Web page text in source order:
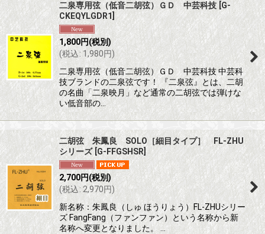
二泉専用弦（低音二胡弦）ＧＤ 中芸科技 G-
CKEQYLGDR1
1,800円(税別)
(税込: 1,980円)
二泉専用弦（低音二胡弦）ＧＤ 中芸科技 中芸科
技ブランドの二泉弦です！ 『二泉弦』とは、二胡
の名曲「二泉映月」など通常の二胡弦では弾けな
い低音部の…
二胡弦 朱鳳良 SOLO［細目タイプ］ FL-ZHU
シリーズ [G-FFGSHSR
2,700円(税別)
(税込: 2,970円)
新名称：朱鳳良（しゅ ほうりょう）FL-ZHUシリー
ズ FangFang（ファンファン）という名称から新
名称へ変更となりました。 …